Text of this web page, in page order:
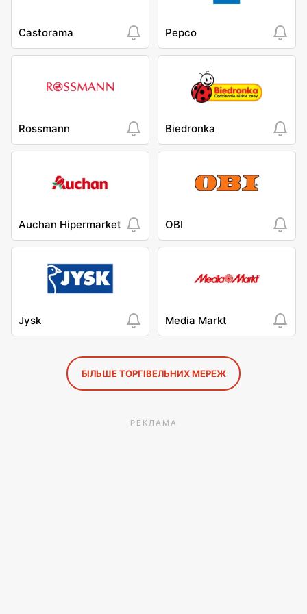
Castorama Pepco
Rossmann Biedronka
Auchan Hipermarket OBI
Jysk Media Markt
БІЛЬШЕ ТОРГІВЕЛЬНИХ МЕРЕЖ
РЕКЛАМА